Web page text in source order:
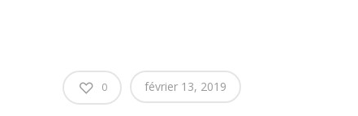
0 février 13, 2019